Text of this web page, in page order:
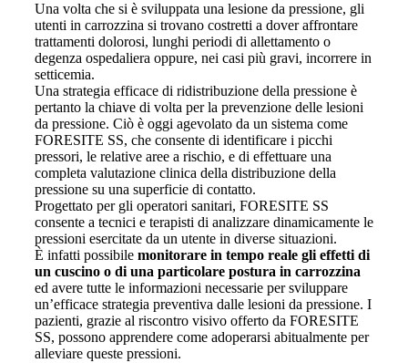
Una volta che si è sviluppata una lesione da pressione, gli
utenti in carrozzina si trovano costretti a dover affrontare
trattamenti dolorosi, lunghi periodi di allettamento o
degenza ospedaliera oppure, nei casi più gravi, incorrere in
setticemia.
Una strategia efficace di ridistribuzione della pressione è
pertanto la chiave di volta per la prevenzione delle lesioni
da pressione. Ciò è oggi agevolato da un sistema come
FORESITE SS, che consente di identificare i picchi
pressori, le relative aree a rischio, e di effettuare una
completa valutazione clinica della distribuzione della
pressione su una superficie di contatto.
Progettato per gli operatori sanitari, FORESITE SS
consente a tecnici e terapisti di analizzare dinamicamente le
pressioni esercitate da un utente in diverse situazioni.
È infatti possibile monitorare in tempo reale gli effetti di
un cuscino o di una particolare postura in carrozzina
ed avere tutte le informazioni necessarie per sviluppare
un’efficace strategia preventiva dalle lesioni da pressione. I
pazienti, grazie al riscontro visivo offerto da FORESITE
SS, possono apprendere come adoperarsi abitualmente per
alleviare queste pressioni.